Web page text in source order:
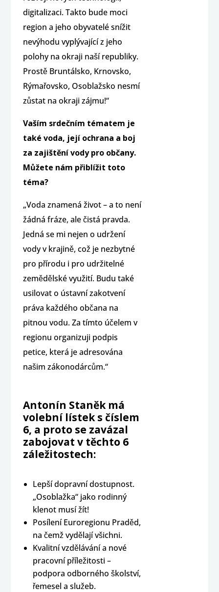
digitalizaci. Takto bude moci
region a jeho obyvatelé snížit
nevýhodu vyplývající z jeho
polohy na okraji naší republiky.
Prostě Bruntálsko, Krnovsko,
Rýmařovsko, Osoblažsko nesmí
zůstat na okraji zájmu!“
Vaším srdečním tématem je
také voda, její ochrana a boj
za zajištění vody pro občany.
Můžete nám přiblížit toto
téma?
„Voda znamená život – a to není
žádná fráze, ale čistá pravda.
Jedná se mi nejen o udržení
vody v krajině, což je nezbytné
pro přírodu i pro udržitelné
zemědělské využití. Budu také
usilovat o ústavní zakotvení
práva každého občana na
pitnou vodu. Za tímto účelem v
regionu organizuji podpis
petice, která je adresována
našim zákonodárcům.“
Antonín Staněk má
volební lístek s číslem
6, a proto se zavázal
zabojovat v těchto 6
záležitostech:
Lepší dopravní dostupnost.
„Osoblažka“ jako rodinný
klenot musí žít!
Posílení Euroregionu Praděd,
na čemž vydělají všichni.
Kvalitní vzdělávání a nové
pracovní příležitosti –
podpora odborného školství,
řemesel a služeb.